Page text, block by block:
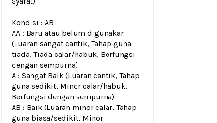
Kondisi : AB
AA : Baru atau belum digunakan
(Luaran sangat cantik, Tahap guna
tiada, Tiada calar/habuk, Berfungsi
dengan sempurna)
A : Sangat Baik (Luaran cantik, Tahap
guna sedikit, Minor calar/habuk,
Berfungsi dengan sempurna)
AB : Baik (Luaran minor calar, Tahap
guna biasa/sedikit, Minor